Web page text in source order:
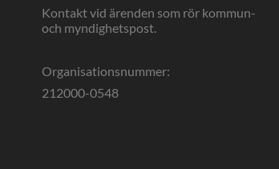
Kontakt vid ärenden som rör kommun-
och myndighetspost.
Organisationsnummer:
212000-0548